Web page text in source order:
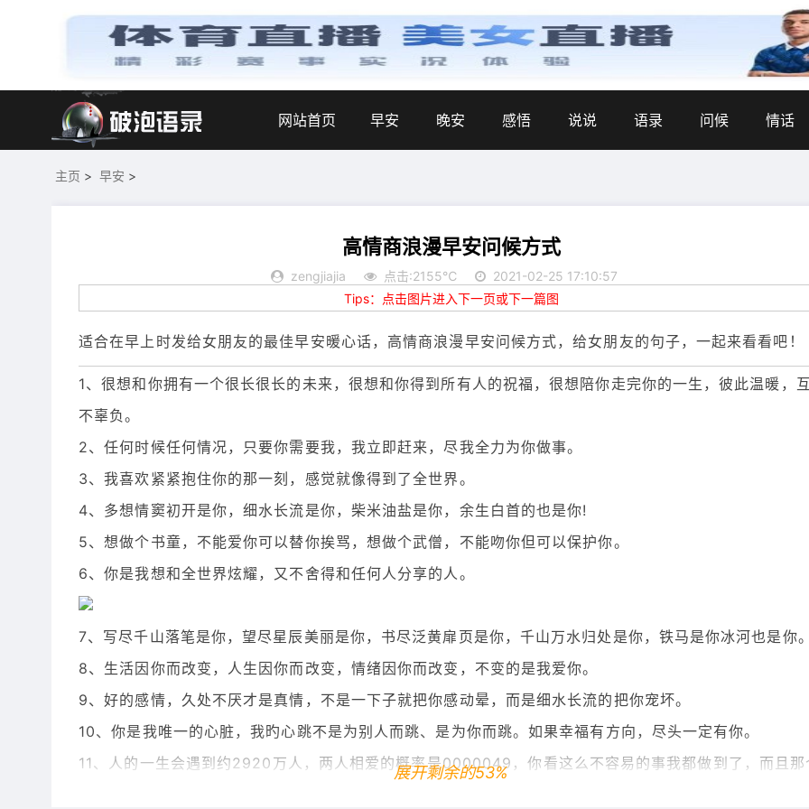
网站首页 早安 晚安 感悟 说说 语录 问候 情话
主页 > 早安 >
高情商浪漫早安问候方式
zengjiajia 点击:2155℃
2021-02-25 17:10:57
Tips：点击图片进入下一页或下一篇图
适合在早上时发给女朋友的最佳早安暖心话，高情商浪漫早安问候方式，给女朋友的句子，一起来看看吧！
1、很想和你拥有一个很长很长的未来，很想和你得到所有人的祝福，很想陪你走完你的一生，彼此温暖，
不辜负。
2、任何时候任何情况，只要你需要我，我立即赶来，尽我全力为你做事。
3、我喜欢紧紧抱住你的那一刻，感觉就像得到了全世界。
4、多想情窦初开是你，细水长流是你，柴米油盐是你，余生白首的也是你!
5、想做个书童，不能爱你可以替你挨骂，想做个武僧，不能吻你但可以保护你。
6、你是我想和全世界炫耀，又不舍得和任何人分享的人。
7、写尽千山落笔是你，望尽星辰美丽是你，书尽泛黄扉页是你，千山万水归处是你，铁马是你冰河也是你
8、生活因你而改变，人生因你而改变，情绪因你而改变，不变的是我爱你。
9、好的感情，久处不厌才是真情，不是一下子就把你感动晕，而是细水长流的把你宠坏。
10、你是我唯一的心脏，我旳心跳不是为别人而跳、是为你而跳。如果幸福有方向，尽头一定有你。
11、人的一生会遇到约2920万人，两人相爱的概率是0000049，你看这么不容易的事我都做到了，而且那
展开剩余的53%